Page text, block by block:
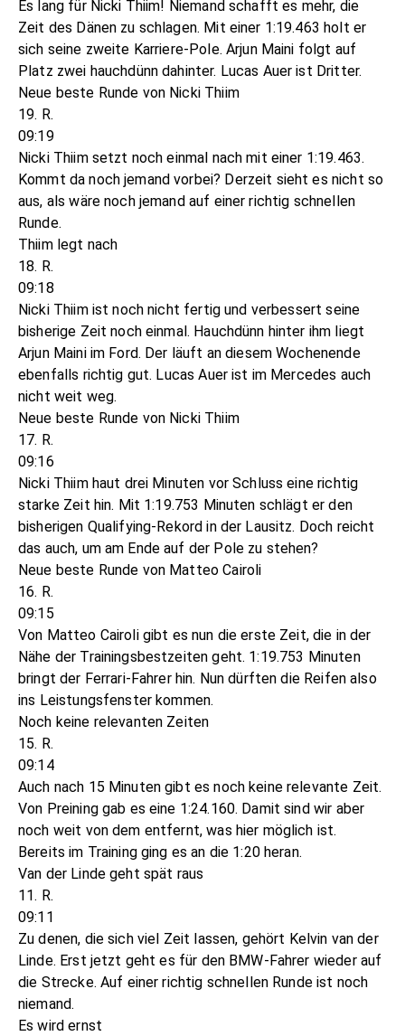
Es lang für Nicki Thiim! Niemand schafft es mehr, die
Zeit des Dänen zu schlagen. Mit einer 1:19.463 holt er
sich seine zweite Karriere-Pole. Arjun Maini folgt auf
Platz zwei hauchdünn dahinter. Lucas Auer ist Dritter.
Neue beste Runde von Nicki Thiim
19. R.
09:19
Nicki Thiim setzt noch einmal nach mit einer 1:19.463.
Kommt da noch jemand vorbei? Derzeit sieht es nicht so
aus, als wäre noch jemand auf einer richtig schnellen
Runde.
Thiim legt nach
18. R.
09:18
Nicki Thiim ist noch nicht fertig und verbessert seine
bisherige Zeit noch einmal. Hauchdünn hinter ihm liegt
Arjun Maini im Ford. Der läuft an diesem Wochenende
ebenfalls richtig gut. Lucas Auer ist im Mercedes auch
nicht weit weg.
Neue beste Runde von Nicki Thiim
17. R.
09:16
Nicki Thiim haut drei Minuten vor Schluss eine richtig
starke Zeit hin. Mit 1:19.753 Minuten schlägt er den
bisherigen Qualifying-Rekord in der Lausitz. Doch reicht
das auch, um am Ende auf der Pole zu stehen?
Neue beste Runde von Matteo Cairoli
16. R.
09:15
Von Matteo Cairoli gibt es nun die erste Zeit, die in der
Nähe der Trainingsbestzeiten geht. 1:19.753 Minuten
bringt der Ferrari-Fahrer hin. Nun dürften die Reifen also
ins Leistungsfenster kommen.
Noch keine relevanten Zeiten
15. R.
09:14
Auch nach 15 Minuten gibt es noch keine relevante Zeit.
Von Preining gab es eine 1:24.160. Damit sind wir aber
noch weit von dem entfernt, was hier möglich ist.
Bereits im Training ging es an die 1:20 heran.
Van der Linde geht spät raus
11. R.
09:11
Zu denen, die sich viel Zeit lassen, gehört Kelvin van der
Linde. Erst jetzt geht es für den BMW-Fahrer wieder auf
die Strecke. Auf einer richtig schnellen Runde ist noch
niemand.
Es wird ernst